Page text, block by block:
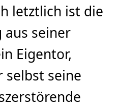
letztlich ist die
aus seiner
Eigentor,
selbst seine